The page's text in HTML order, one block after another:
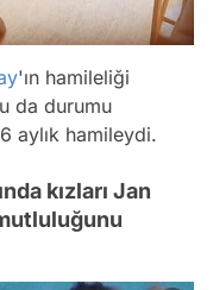
'ın hamileliği
da durumu
aylık hamileydi.
kızları Jan